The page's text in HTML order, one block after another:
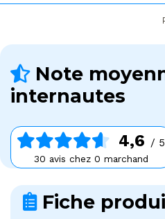
Note
internautes
4,6 / 5
30 avis chez 0 marchand
Fiche